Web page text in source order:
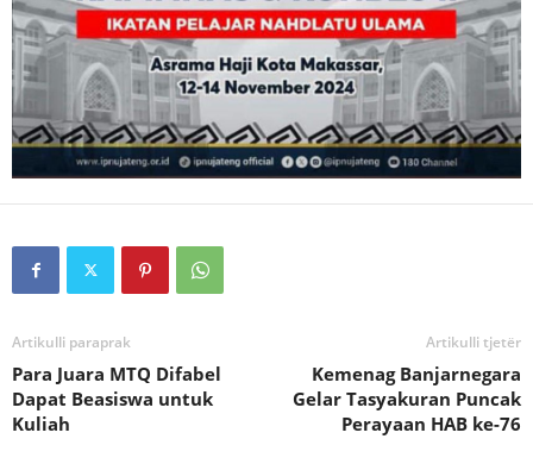
Artikulli paraprak
Para Juara MTQ Difabel
Dapat Beasiswa untuk
Kuliah
Artikulli tjetër
Kemenag Banjarnegara
Gelar Tasyakuran Puncak
Perayaan HAB ke-76